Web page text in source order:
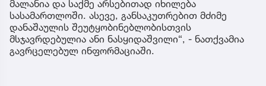
მალანია და საქმე არსებითად იხილება
სასამართლოში. ასევე, განსაკუთრებით მძიმე
დანაშაულის შეუტყობინებლობისთვის
მსჯავრდებულია ანი ნასყიდაშვილი“, - ნათქვამია
გავრცელებულ ინფორმაციაში.